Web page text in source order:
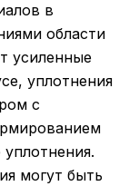
в
области
усиленные
уплотнения
с
могут быть